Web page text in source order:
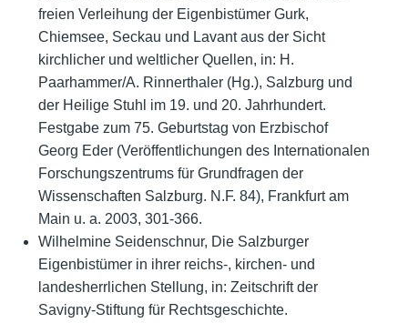
freien Verleihung der Eigenbistümer Gurk,
Chiemsee, Seckau und Lavant aus der Sicht
kirchlicher und weltlicher Quellen, in: H.
Paarhammer/A. Rinnerthaler (Hg.), Salzburg und
der Heilige Stuhl im 19. und 20. Jahrhundert.
Festgabe zum 75. Geburtstag von Erzbischof
Georg Eder (Veröffentlichungen des Internationalen
Forschungszentrums für Grundfragen der
Wissenschaften Salzburg. N.F. 84), Frankfurt am
Main u. a. 2003, 301-366.
Wilhelmine Seidenschnur, Die Salzburger
Eigenbistümer in ihrer reichs-, kirchen- und
landesherrlichen Stellung, in: Zeitschrift der
Savigny-Stiftung für Rechtsgeschichte.